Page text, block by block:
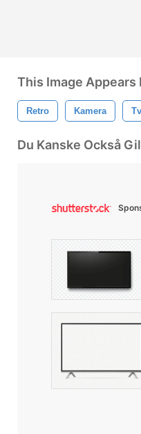
This Image Appears
Retro Kamera Tv
Du Kanske Också